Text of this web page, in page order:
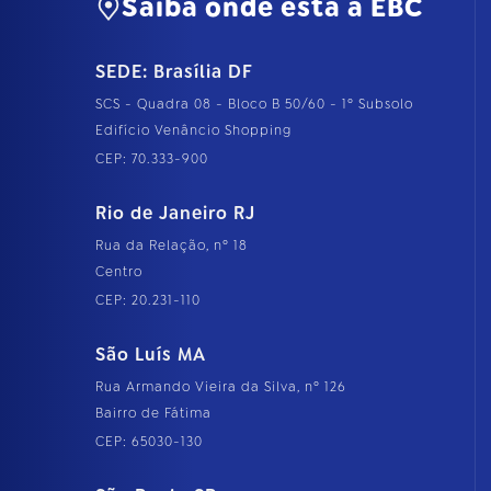
Saiba onde está a EBC
SEDE: Brasília DF
SCS - Quadra 08 - Bloco B 50/60 - 1º Subsolo
Edifício Venâncio Shopping
CEP: 70.333-900
Rio de Janeiro RJ
Rua da Relação, nº 18
Centro
CEP: 20.231-110
São Luís MA
Rua Armando Vieira da Silva, nº 126
Bairro de Fátima
CEP: 65030-130